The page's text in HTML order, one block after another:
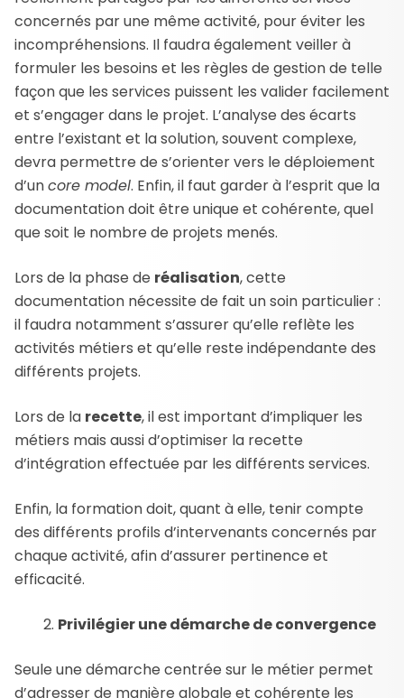
concernés par une même activité, pour éviter les
incompréhensions. Il faudra également veiller à
formuler les besoins et les règles de gestion de telle
façon que les services puissent les valider facilement
et s’engager dans le projet. L’analyse des écarts
entre l’existant et la solution, souvent complexe,
devra permettre de s’orienter vers le déploiement
d’uncore model. Enfin, il faut garder à l’esprit que la
documentation doit être unique et cohérente, quel
que soit le nombre de projets menés.
Lors de la phase de réalisation, cette
documentation nécessite de fait un soin particulier :
il faudra notamment s’assurer qu’elle reflète les
activités métiers et qu’elle reste indépendante des
différents projets.
Lors de la recette, il est important d’impliquer les
métiers mais aussi d’optimiser la recette
d’intégration effectuée par les différents services.
Enfin, la formation doit, quant à elle, tenir compte
des différents profils d’intervenants concernés par
chaque activité, afin d’assurer pertinence et
efficacité.
Privilégier une démarche de convergence
Seule une démarche centrée sur le métier permet
d’adresser de manière globale et cohérente les